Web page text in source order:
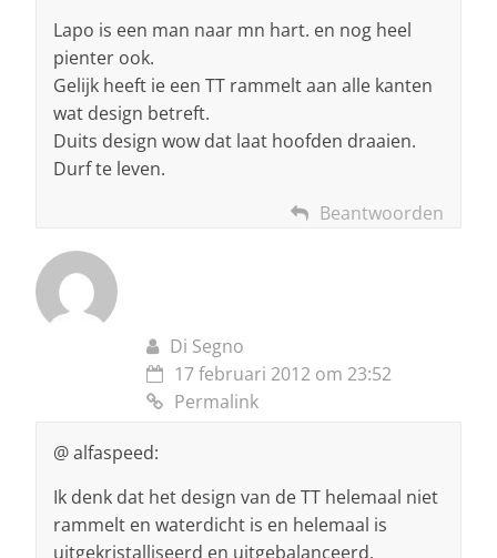
Lapo is een man naar mn hart. en nog heel
pienter ook.
Gelijk heeft ie een TT rammelt aan alle kanten
wat design betreft.
Duits design wow dat laat hoofden draaien.
Durf te leven.
Beantwoorden
Di Segno
17 februari 2012 om 23:52
Permalink
@ alfaspeed:
Ik denk dat het design van de TT helemaal niet
rammelt en waterdicht is en helemaal is
uitgekristalliseerd en uitgebalanceerd.